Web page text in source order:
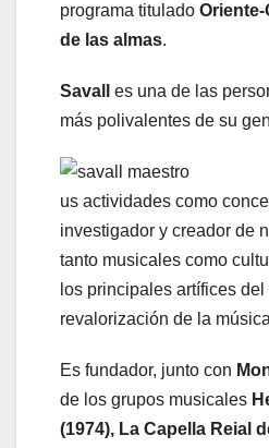
programa titulado
de las almas.
Savall es una de las
más polivalentes de su
us actividades como
investigador y creador de
tanto musicales como
los principales artífices
revalorización de la
Es fundador, junto con
de los grupos musicales
(1974), La Capella Reial